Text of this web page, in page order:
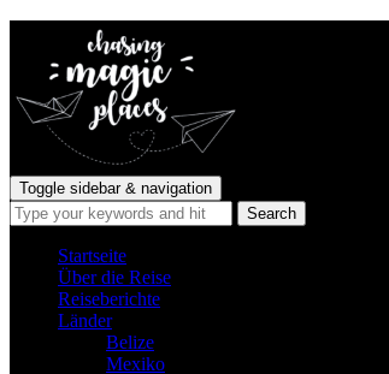
Toggle sidebar & navigation
Startseite
Über die Reise
Reiseberichte
Länder
Belize
Mexiko